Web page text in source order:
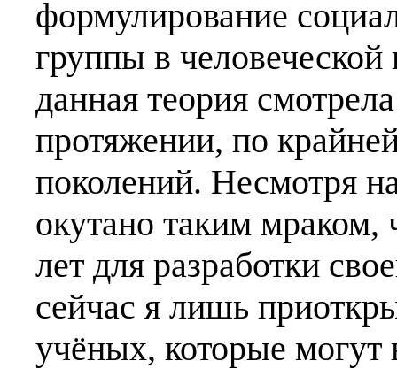
формулирование
группы в
данная теория
протяжении, по
поколений. Несмотря
окутано таким мраком,
лет для разработки
сейчас я лишь
учёных, которые могут